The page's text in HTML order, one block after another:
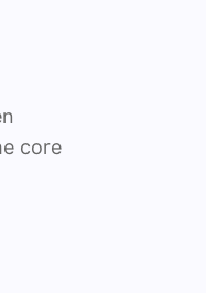
core